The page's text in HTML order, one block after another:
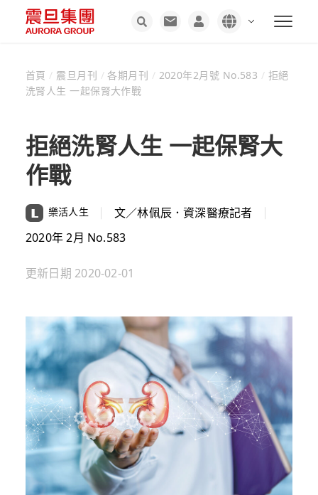
首頁 / 震旦月刊 /各期月刊 / 2020年2月號 No.583 / 拒絕
洗腎人生 一起保腎大作戰
拒絕洗腎人生 一起保腎大
作戰
樂活人生
文／林佩辰．資深醫療記者
2020年 2月 No.583
更新日期 2020-02-01